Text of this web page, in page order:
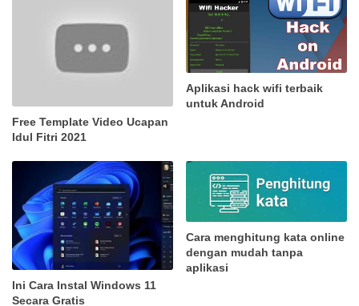
Free Template Video Ucapan
Idul Fitri 2021
Aplikasi hack wifi terbaik
untuk Android
Ini Cara Instal Windows 11
Secara Gratis
Cara menghitung kata online
dengan mudah tanpa
aplikasi